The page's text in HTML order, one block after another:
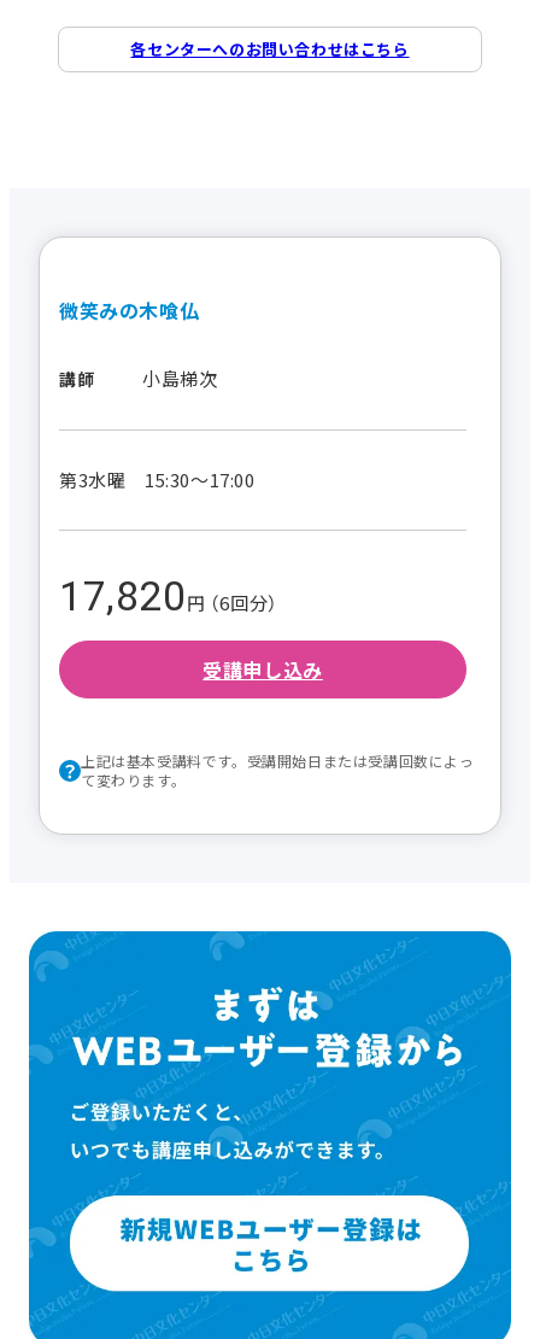
各センターへのお問い合わせはこちら
微笑みの木喰仏
講師 小島梯次
第3水曜 15:30～17:00
17,820円 （6回分）
受講申し込み
上記は基本受講料です。受講開始日または受講回数によっ
て変わります。